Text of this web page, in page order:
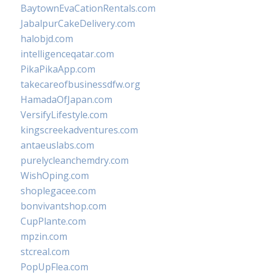
BaytownEvaCationRentals.com
JabalpurCakeDelivery.com
halobjd.com
intelligenceqatar.com
PikaPikaApp.com
takecareofbusinessdfw.org
HamadaOfJapan.com
VersifyLifestyle.com
kingscreekadventures.com
antaeuslabs.com
purelycleanchemdry.com
WishOping.com
shoplegacee.com
bonvivantshop.com
CupPlante.com
mpzin.com
stcreal.com
PopUpFlea.com